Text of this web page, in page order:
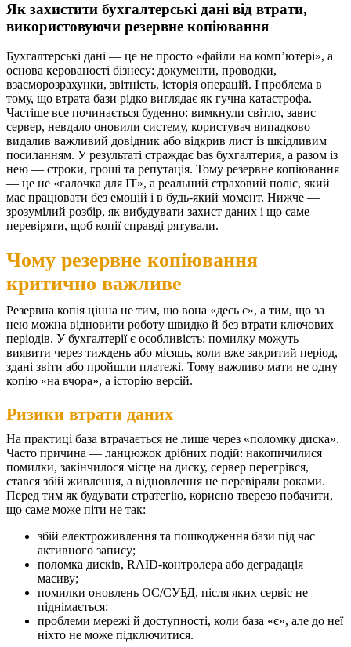
Як захистити бухгалтерські дані від втрати,
використовуючи резервне копіювання
Бухгалтерські дані — це не просто «файли на комп’ютері», а
основа керованості бізнесу: документи, проводки,
взаєморозрахунки, звітність, історія операцій. І проблема в
тому, що втрата бази рідко виглядає як гучна катастрофа.
Частіше все починається буденно: вимкнули світло, завис
сервер, невдало оновили систему, користувач випадково
видалив важливий довідник або відкрив лист із шкідливим
посиланням. У результаті страждає bas бухгалтерия, а разом із
нею — строки, гроші та репутація. Тому резервне копіювання
— це не «галочка для ІТ», а реальний страховий поліс, який
має працювати без емоцій і в будь-який момент. Нижче —
зрозумілий розбір, як вибудувати захист даних і що саме
перевіряти, щоб копії справді рятували.
Чому резервне копіювання
критично важливе
Резервна копія цінна не тим, що вона «десь є», а тим, що за
нею можна відновити роботу швидко й без втрати ключових
періодів. У бухгалтерії є особливість: помилку можуть
виявити через тиждень або місяць, коли вже закритий період,
здані звіти або пройшли платежі. Тому важливо мати не одну
копію «на вчора», а історію версій.
Ризики втрати даних
На практиці база втрачається не лише через «поломку диска».
Часто причина — ланцюжок дрібних подій: накопичилися
помилки, закінчилося місце на диску, сервер перегрівся,
стався збій живлення, а відновлення не перевіряли роками.
Перед тим як будувати стратегію, корисно тверезо побачити,
що саме може піти не так:
збій електроживлення та пошкодження бази під час
активного запису;
поломка дисків, RAID-контролера або деградація
масиву;
помилки оновлень ОС/СУБД, після яких сервіс не
піднімається;
проблеми мережі й доступності, коли база «є», але до неї
ніхто не може підключитися.